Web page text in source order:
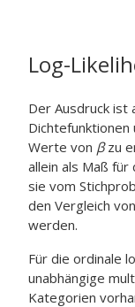
Log-
Der Ausdruck ist
Werte von βzu
allein als Maß
sie vom
den Vergleich
werden.
Für die ordinale
unabhängige
Kategorien